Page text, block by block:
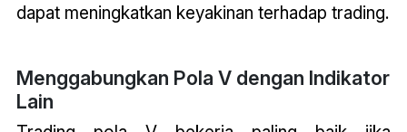
dapat meningkatkan keyakinan terhadap trading.
Menggabungkan Pola V dengan Indikator
Lain